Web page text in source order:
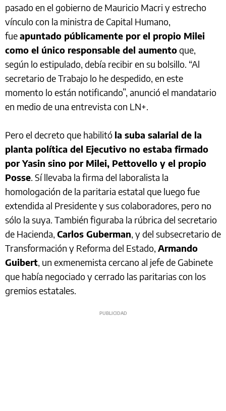
pasado en el gobierno de Mauricio Macri y estrecho
vínculo con la ministra de Capital Humano,
fueapuntado públicamente por el propio Milei
como el único responsable del aumentoque,
según lo estipulado, debía recibir en su bolsillo. “Al
secretario de Trabajo lo he despedido, en este
momento lo están notificando”, anunció el mandatario
en medio de una entrevista con LN+.
Pero el decreto que habilitó la suba salarial de la
planta política del Ejecutivo no estaba firmado
por Yasin sino por Milei, Pettovello y el propio
Posse. Sí llevaba la firma del laboralista la
homologación de la paritaria estatal que luego fue
extendida al Presidente y sus colaboradores, pero no
sólo la suya. También figuraba la rúbrica del secretario
de Hacienda, Carlos Guberman, y del subsecretario de
Transformación y Reforma del Estado, Armando
Guibert, un exmenemista cercano al jefe de Gabinete
que había negociado y cerrado las paritarias con los
gremios estatales.